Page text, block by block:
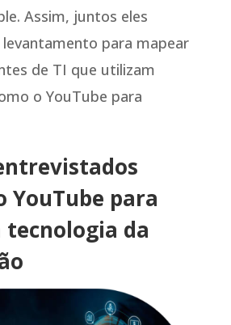
Assim, juntos eles
para mapear
de TI que utilizam
o YouTube para
YouTube para
da